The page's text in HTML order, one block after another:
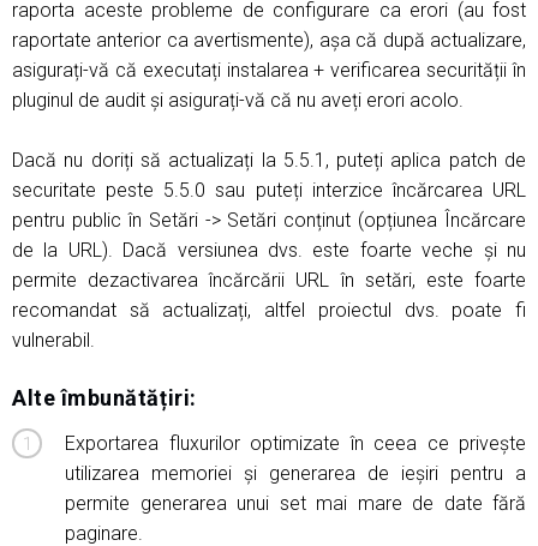
raporta aceste probleme de configurare ca erori (au fost
raportate anterior ca avertismente), așa că după actualizare,
asigurați-vă că executați instalarea + verificarea securității în
pluginul de audit și asigurați-vă că nu aveți erori acolo.
Dacă nu doriți să actualizați la 5.5.1, puteți aplica patch de
securitate peste 5.5.0 sau puteți interzice încărcarea URL
pentru public în Setări -> Setări conținut (opțiunea Încărcare
de la URL). Dacă versiunea dvs. este foarte veche și nu
permite dezactivarea încărcării URL în setări, este foarte
recomandat să actualizați, altfel proiectul dvs. poate fi
vulnerabil.
Alte îmbunătățiri:
Exportarea fluxurilor optimizate în ceea ce privește
utilizarea memoriei și generarea de ieșiri pentru a
permite generarea unui set mai mare de date fără
paginare.